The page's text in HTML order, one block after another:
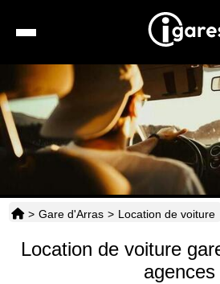
Hôtels
Taxis
Horaires
> Gare d'Arras > Location de voiture
Location de voiture
agences